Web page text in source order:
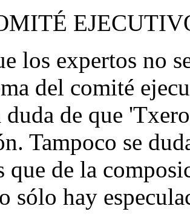
los expertos no
del comité
de que
Tampoco se
que de la
sólo hay